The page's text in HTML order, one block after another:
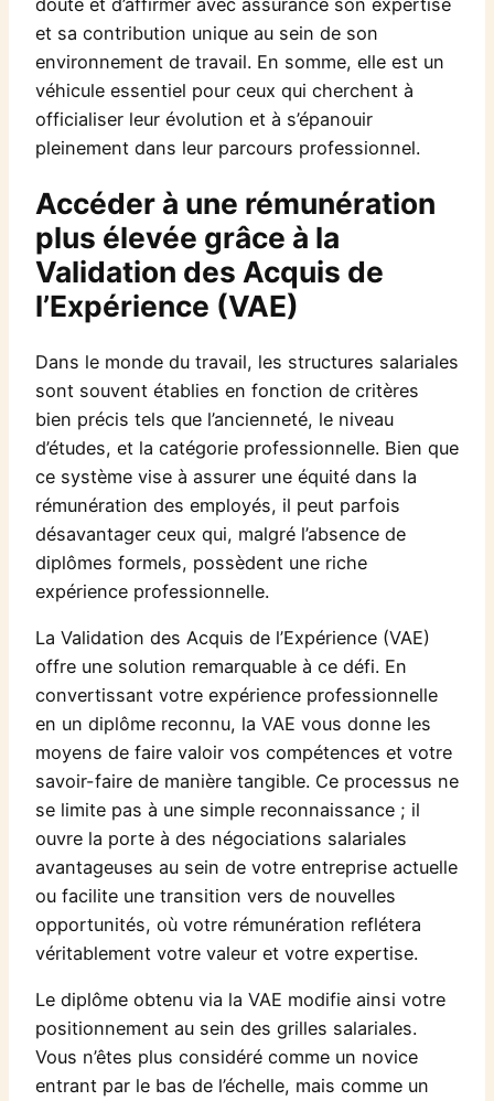
doute et d’affirmer avec assurance son expertise
et sa contribution unique au sein de son
environnement de travail. En somme, elle est un
véhicule essentiel pour ceux qui cherchent à
officialiser leur évolution et à s’épanouir
pleinement dans leur parcours professionnel.
Accéder à une rémunération
plus élevée grâce à la
Validation des Acquis de
l’Expérience (VAE)
Dans le monde du travail, les structures salariales
sont souvent établies en fonction de critères
bien précis tels que l’ancienneté, le niveau
d’études, et la catégorie professionnelle. Bien que
ce système vise à assurer une équité dans la
rémunération des employés, il peut parfois
désavantager ceux qui, malgré l’absence de
diplômes formels, possèdent une riche
expérience professionnelle.
La Validation des Acquis de l’Expérience (VAE)
offre une solution remarquable à ce défi. En
convertissant votre expérience professionnelle
en un diplôme reconnu, la VAE vous donne les
moyens de faire valoir vos compétences et votre
savoir-faire de manière tangible. Ce processus ne
se limite pas à une simple reconnaissance ; il
ouvre la porte à des négociations salariales
avantageuses au sein de votre entreprise actuelle
ou facilite une transition vers de nouvelles
opportunités, où votre rémunération reflétera
véritablement votre valeur et votre expertise.
Le diplôme obtenu via la VAE modifie ainsi votre
positionnement au sein des grilles salariales.
Vous n’êtes plus considéré comme un novice
entrant par le bas de l’échelle, mais comme un